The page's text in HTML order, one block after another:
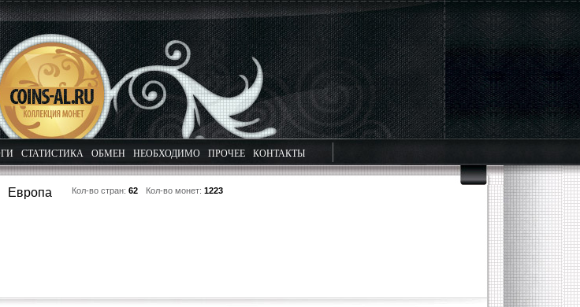
СТАТИСТИКА ОБМЕН НЕОБХОДИМО ПРОЧЕЕ КОНТАКТЫ
Европа Кол-во стран: 62 Кол-во монет: 1223